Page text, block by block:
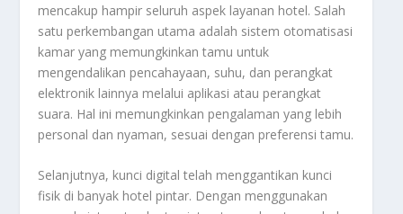
mencakup hampir seluruh aspek layanan hotel. Salah
satu perkembangan utama adalah sistem otomatisasi
kamar yang memungkinkan tamu untuk
mengendalikan pencahayaan, suhu, dan perangkat
elektronik lainnya melalui aplikasi atau perangkat
suara. Hal ini memungkinkan pengalaman yang lebih
personal dan nyaman, sesuai dengan preferensi tamu.
Selanjutnya, kunci digital telah menggantikan kunci
fisik di banyak hotel pintar. Dengan menggunakan